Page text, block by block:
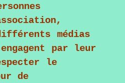
médias
par leur
le
de